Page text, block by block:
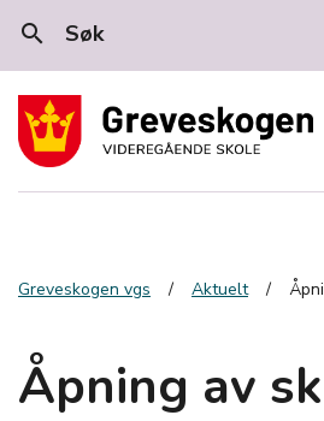
search Søk
Greveskogen vgs Aktuelt
Åpning av